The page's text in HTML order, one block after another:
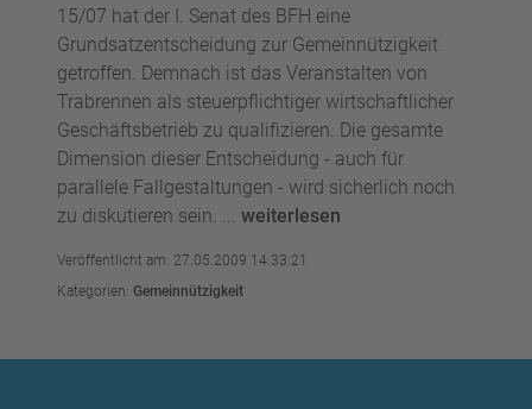
15/07 hat der I. Senat des BFH eine
Grundsatzentscheidung zur Gemeinnützigkeit
getroffen. Demnach ist das Veranstalten von
Trabrennen als steuerpflichtiger wirtschaftlicher
Geschäftsbetrieb zu qualifizieren. Die gesamte
Dimension dieser Entscheidung - auch für
parallele Fallgestaltungen - wird sicherlich noch
zu diskutieren sein. ... weiterlesen
Veröffentlicht am: 27.05.2009 14:33:21
Kategorien: Gemeinnützigkeit